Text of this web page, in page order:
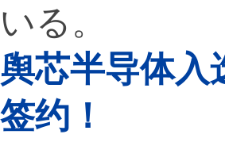
いる。
舆芯半导体入
签约！